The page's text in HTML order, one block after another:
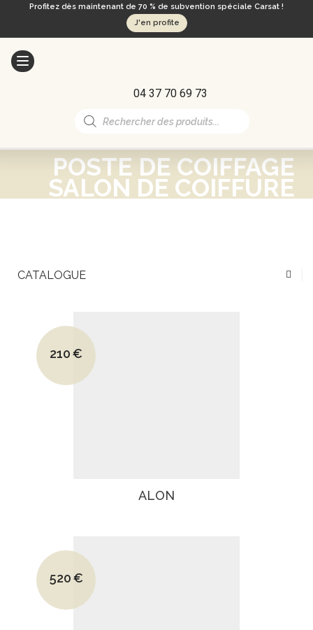
Profitez dès maintenant de 70 % de subvention spéciale Carsat !
J'en profite
04 37 70 69 73
Recherche
de
POSTE DE COIFFAGE
SALON DE COIFFURE
CATALOGUE
Le prix initial était : 360€.
210€
Le prix actuel est : 210€.
ALON
Le prix initial était : 680€.
520€
Le prix actuel est : 520€.